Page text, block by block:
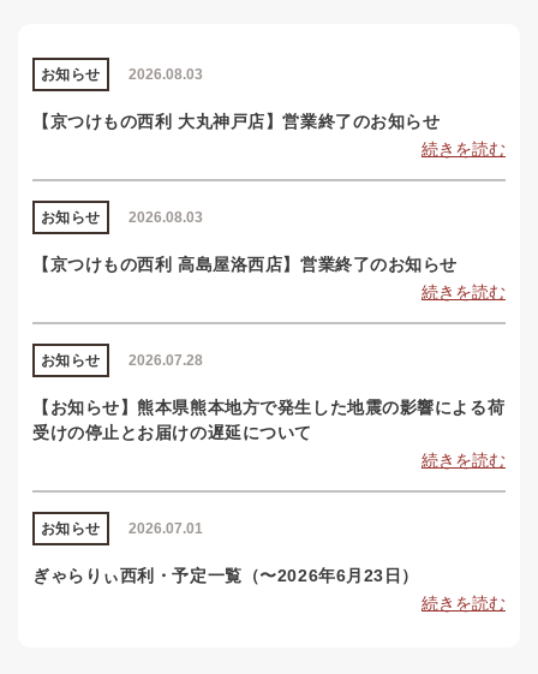
2026.08.03
お知らせ
【京つけもの西利 大丸神戸店】営業終了のお知らせ
続きを読む
2026.08.03
お知らせ
【京つけもの西利 高島屋洛西店】営業終了のお知らせ
続きを読む
2026.07.28
お知らせ
【お知らせ】熊本県熊本地方で発生した地震の影響による荷
受けの停止とお届けの遅延について
続きを読む
2026.07.01
お知らせ
ぎゃらりぃ西利・予定一覧（〜2026年6月23日）
続きを読む